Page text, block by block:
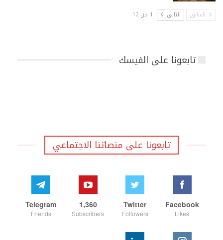
السابق التالي 1 من 12
تابعونا على الفيسك
تابعونا على منصاتنا الاجتماعي
Facebook
Likes
Twitter
Followers
1,360
Subscribers
Telegram
Friends